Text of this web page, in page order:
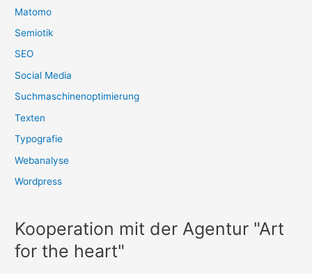
Matomo
Semiotik
SEO
Social Media
Suchmaschinenoptimierung
Texten
Typografie
Webanalyse
Wordpress
Kooperation mit der Agentur "Art
for the heart"